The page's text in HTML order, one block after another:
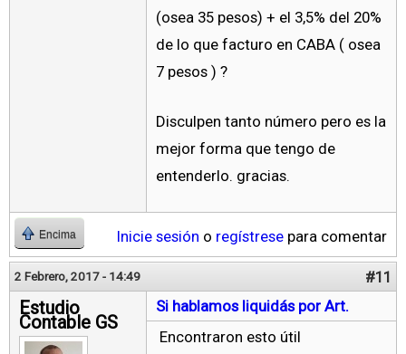
(osea 35 pesos) + el 3,5% del 20%
de lo que facturo en CABA ( osea
7 pesos ) ?
Disculpen tanto número pero es la
mejor forma que tengo de
entenderlo. gracias.
Encima Inicie sesión o regístrese para comentar
2 Febrero, 2017 - 14:49 #11
Estudio
Contable GS
Si hablamos liquidás por Art.
Encontraron esto útil